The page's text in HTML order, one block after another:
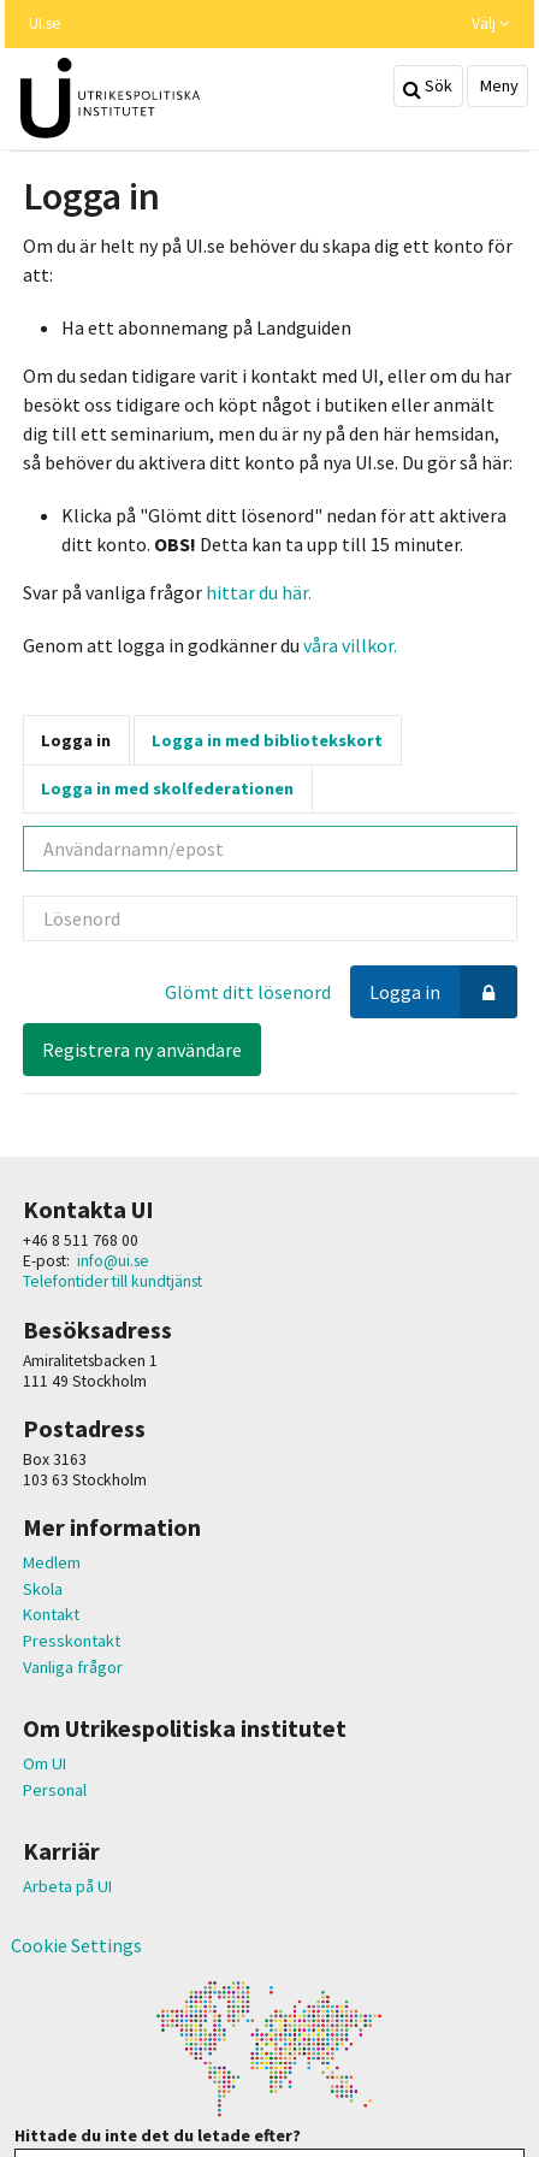
huvudinnehållet
UI.se Välj
Sök Meny
Logga in
Om du är helt ny på UI.se behöver du skapa dig ett konto för
att:
Ha ett abonnemang på Landguiden
Om du sedan tidigare varit i kontakt med UI, eller om du har
besökt oss tidigare och köpt något i butiken eller anmält
dig till ett seminarium, men du är ny på den här hemsidan,
så behöver du aktivera ditt konto på nya UI.se. Du gör så här:
Klicka på "Glömt ditt lösenord" nedan för att aktivera
ditt konto. OBS! Detta kan ta upp till 15 minuter.
Svar på vanliga frågor hittar du här.
Genom att logga in godkänner du våra villkor.
Logga in Logga in med bibliotekskort
Logga in med skolfederationen
Användarnamn
Lösenord
Logga in
Glömt ditt lösenord
Registrera ny användare
Kontakta UI
+46 8 511 768 00
E-post: info@ui.se
Telefontider till kundtjänst
Besöksadress
Amiralitetsbacken 1
111 49 Stockholm
Postadress
Box 3163
103 63 Stockholm
Mer information
Medlem
Skola
Kontakt
Presskontakt
Vanliga frågor
Om Utrikespolitiska institutet
Om UI
Personal
Karriär
Arbeta på UI
Cookie Settings
Hittade du inte det du letade efter?